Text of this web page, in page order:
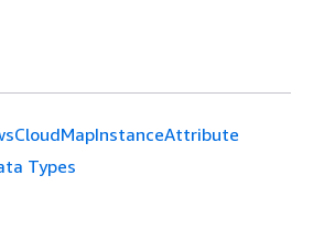
Types